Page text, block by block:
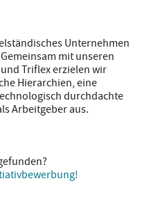
Unternehmen
mit unseren
Triflex erzielen wir
Hierarchien, eine
durchdachte
Arbeitgeber aus.